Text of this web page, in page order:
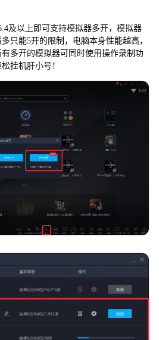
以上即可支持模拟器多开，模拟器
只能5开的限制，电脑本身性能越高，
多开的模拟器可同时使用操作录制功
挂机肝小号！